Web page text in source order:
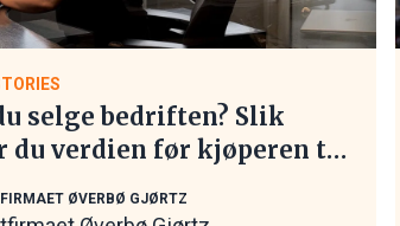
selge bedriften? Slik
du verdien før kjøperen tar
ØVERBØ GJØRTZ